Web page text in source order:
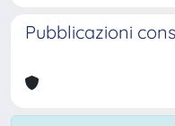
Pubblicazioni